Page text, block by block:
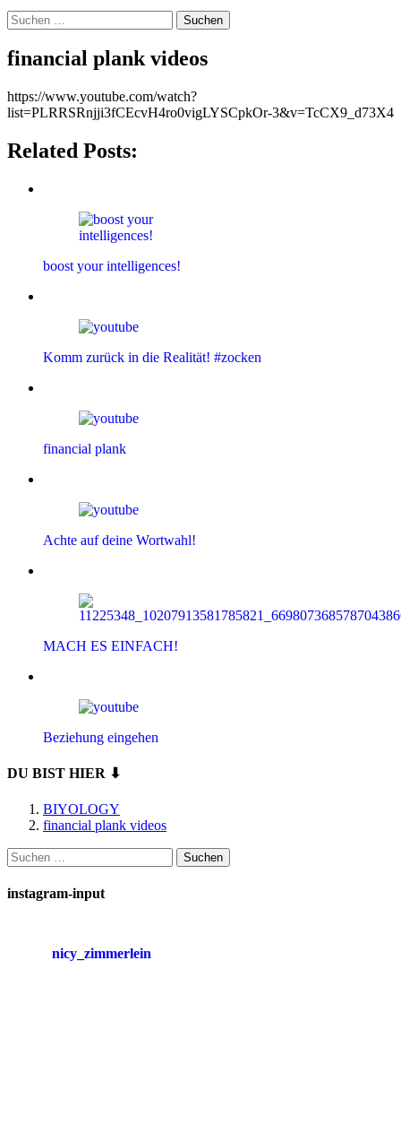
Suchen
nach:
financial plank videos
https://www.youtube.com/watch?
list=PLRRSRnjji3fCEcvH4ro0vigLYSCpkOr-3&v=TcCX9_d73X4
Related Posts:
boost your intelligences!
Komm zurück in die Realität! #zocken
financial plank
Achte auf deine Wortwahl!
MACH ES EINFACH!
Beziehung eingehen
DU BIST HIER ⬇
BIYOLOGY
financial plank videos
Suchen
nach:
instagram-input
nicy_zimmerlein